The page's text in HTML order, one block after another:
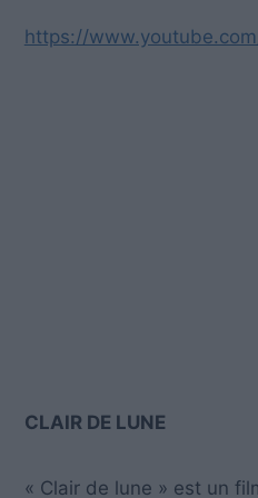
https://
CLAIR DE LUNE
« Clair de lune » est un